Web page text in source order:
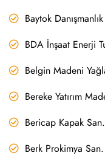
Baytok
BDA İnşaat Enerji
Belgin Madeni
Bereke Yatırım
Bericap Kapak
Berk Prokimya